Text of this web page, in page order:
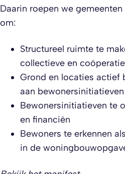
Daarin roepen we
om:
Structureel ruimte te
collectieve en
Grond en locaties actief
aan bewonersinitiatieven
Bewonersinitiatieven te
en financiën
Bewoners te erkennen
in de